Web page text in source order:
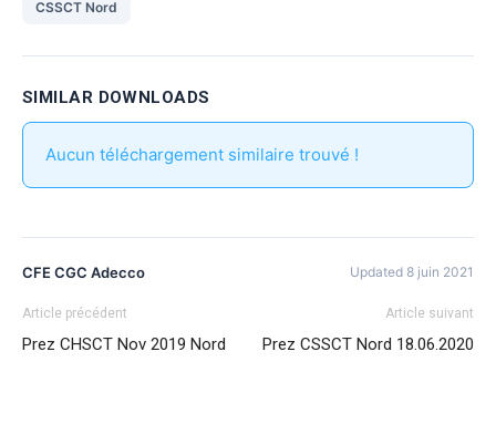
CSSCT Nord
SIMILAR DOWNLOADS
Aucun téléchargement similaire trouvé !
CFE CGC Adecco Updated 8 juin 2021
Article précédent
Prez CHSCT Nov 2019 Nord
Article suivant
Prez CSSCT Nord 18.06.2020